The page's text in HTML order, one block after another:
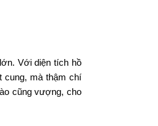
Với diện tích hồ
cung, mà thậm chí
cũng vượng, cho